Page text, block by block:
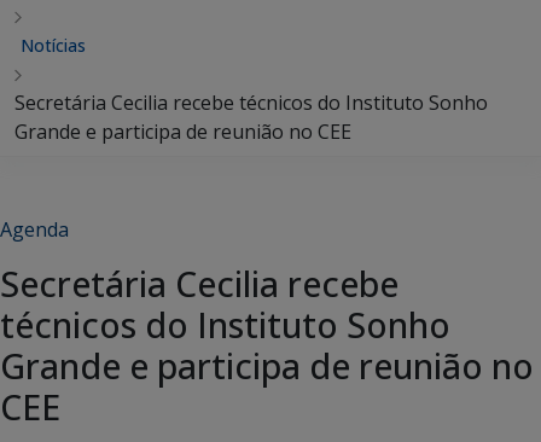
Notícias
Secretária Cecilia recebe técnicos do Instituto Sonho
Grande e participa de reunião no CEE
Agenda
Secretária Cecilia recebe
técnicos do Instituto Sonho
Grande e participa de reunião no
CEE